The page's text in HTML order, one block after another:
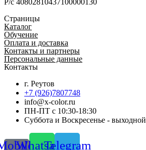
Р/с 40802810437100000130
Страницы
Каталог
Обучение
Оплата и доставка
Контакты и партнеры
Персональные данные
Контакты
г. Реутов
+7 (926)7807748
info@x-color.ru
ПН-ПТ с 10:30-18:30
Суббота и Воскресенье - выходной
WhatsappTelegram